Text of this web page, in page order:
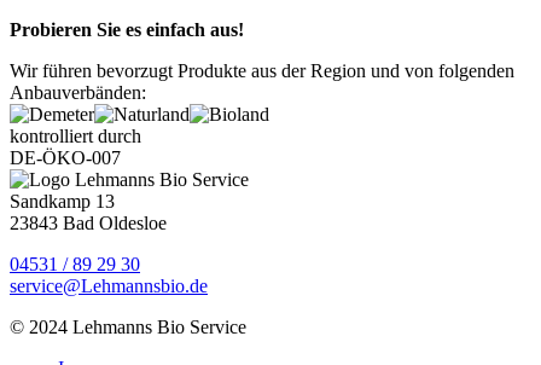
Probieren Sie es einfach aus!
Wir führen bevorzugt Produkte aus der Region und von folgenden
Anbauverbänden:
kontrolliert durch
DE-ÖKO-007
Sandkamp 13
23843 Bad Oldesloe
04531 / 89 29 30
service@Lehmannsbio.de
© 2024 Lehmanns Bio Service